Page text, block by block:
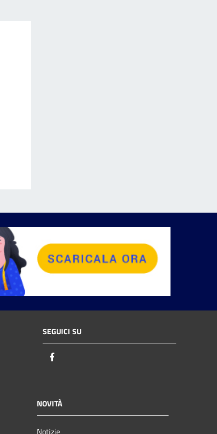
SEGUICI SU
NOVITÀ
Notizie